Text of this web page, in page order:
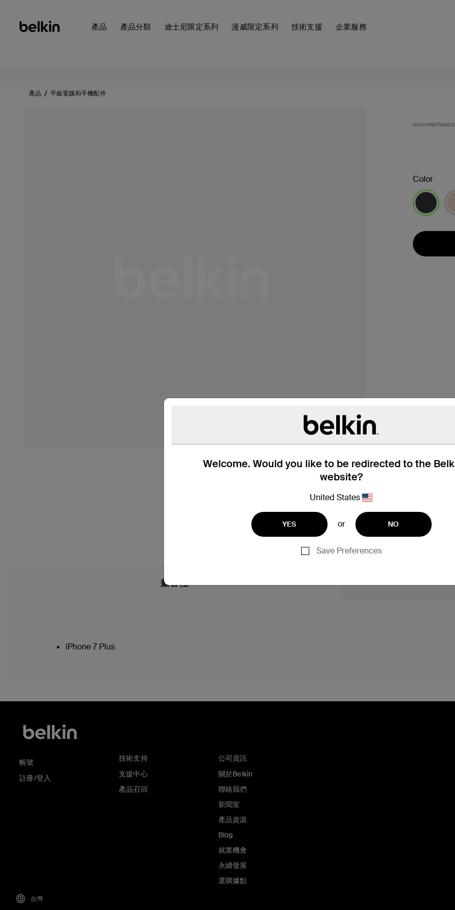
產品 產品分類 迪士尼限定系列 漫威限定系列 技術支援 企業服務
Welcome. Would you like to be redirected to the
website?
United States
YES or NO
Save Preferences
產品 平板電腦和手機配件
SKU:
Color
兼容性
iPhone 7 Plus
帳號
註冊/登入
技術支持
支援中心
產品召回
公司資訊
關於Belkin
聯絡我們
新聞室
產品資源
Blog
就業機會
永續發展
選購據點
台灣